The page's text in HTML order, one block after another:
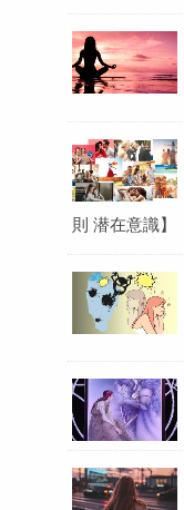
則 潜在意識】